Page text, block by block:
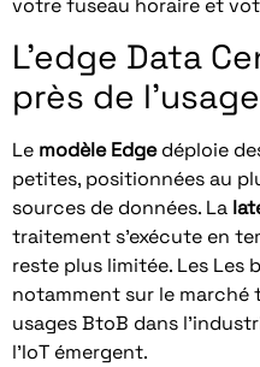
votre fuseau horaire et
L’edge Data
près de l’usage
Le modèle Edgedéploie
petites, positionnées au
sources de données. La
traitement s’exécute en
reste plus limitée. Les Les
notamment sur le marché
usages BtoB dans
l’IoT émergent.